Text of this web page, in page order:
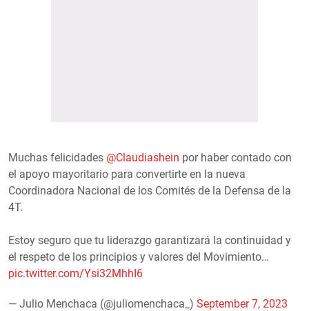
Muchas felicidades @Claudiashein por haber contado con
el apoyo mayoritario para convertirte en la nueva
Coordinadora Nacional de los Comités de la Defensa de la
4T.
Estoy seguro que tu liderazgo garantizará la continuidad y
el respeto de los principios y valores del Movimiento…
pic.twitter.com/Ysi32MhhI6
— Julio Menchaca (@juliomenchaca_) September 7, 2023